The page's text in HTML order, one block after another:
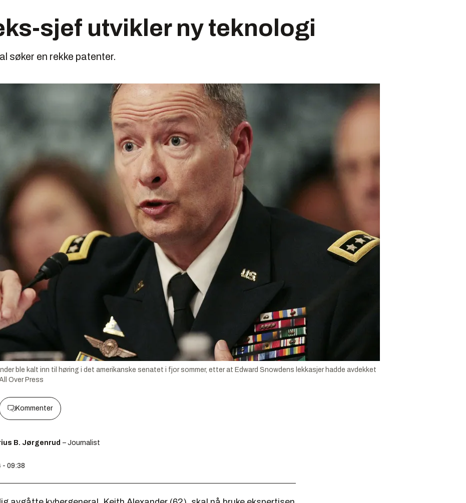
sjef utvikler ny teknologi
søker en rekke patenter.
ble kalt inn til høring i det amerikanske senatet i fjor sommer, etter at Edward Snowdens lekkasjer hadde avdekket
Over Press
Kommenter
B. Jørgenrud – Journalist
- 09:38